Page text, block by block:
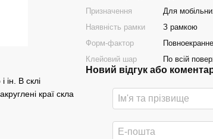
ін. В склі
краї скла
Призначення
Для
Наявність рамки
З рамкою
Форм-фактор
Клейовий шар
По всій
Новий відгук або